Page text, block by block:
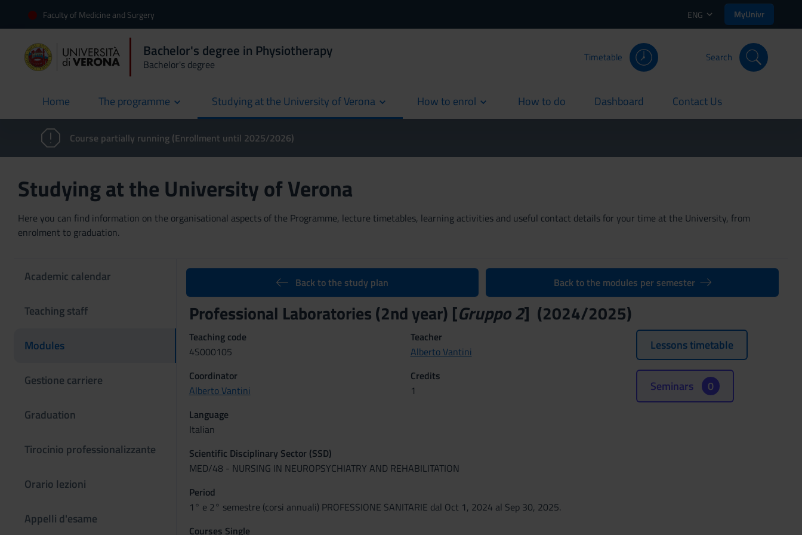
Faculty of Medicine and Surgery ENG MyUnivr
Bachelor's degree in Physiotherapy
Bachelor's degree
Timetable Search
Home
current The programme Studying at the University of Verona How to enrol How to do
current Dashboard
current Contact Us
current
Course partially running (Enrollment until 2025/2026)
Studying at the University of Verona
Here you can find information on the organisational aspects of the Programme, lecture timetables, learning activities and useful contact details for your time at the University, from
enrolment to graduation.
Academic calendar
Teaching staff
Modules
Gestione carriere
Graduation
Tirocinio professionalizzante
Orario lezioni
Appelli d'esame
Back to the study plan Back to the modules per semester
Professional Laboratories (2nd year) [Gruppo 2] (2024/2025)
Teaching code
4S000105
Teacher
Alberto Vantini
Coordinator
Alberto Vantini
Credits
1
Language
Italian
Scientific Disciplinary Sector (SSD)
MED/48 - NURSING IN NEUROPSYCHIATRY AND REHABILITATION
Period
1° e 2° semestre (corsi annuali) PROFESSIONE SANITARIE dal Oct 1, 2024 al Sep 30, 2025.
Courses Single
Lessons timetable
Seminars 0